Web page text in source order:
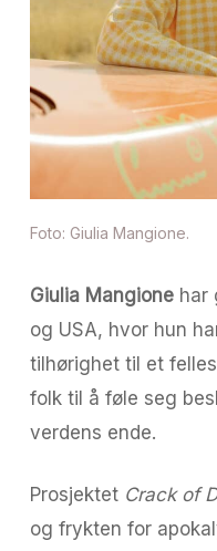
Foto: Giulia Mangione.
Giulia Mangionehar
og USA, hvor hun
tilhørighet til et
folk til å føle seg
verdens ende.
Prosjektet Crack of
og frykten for